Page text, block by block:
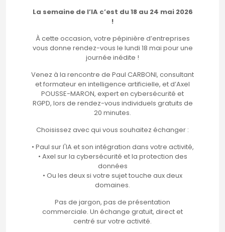
La semaine de l’IA c’est du 18 au 24 mai 2026
!
À cette occasion, votre pépinière d’entreprises
vous donne rendez-vous le lundi 18 mai pour une
journée inédite !
Venez à la rencontre de Paul CARBONI, consultant
et formateur en intelligence artificielle, et d’Axel
POUSSE-MARON, expert en cybersécurité et
RGPD, lors de rendez-vous individuels gratuits de
20 minutes.
Choisissez avec qui vous souhaitez échanger :
• Paul sur l'IA et son intégration dans votre activité,
• Axel sur la cybersécurité et la protection des
données
• Ou les deux si votre sujet touche aux deux
domaines.
Pas de jargon, pas de présentation
commerciale. Un échange gratuit, direct et
centré sur votre activité.